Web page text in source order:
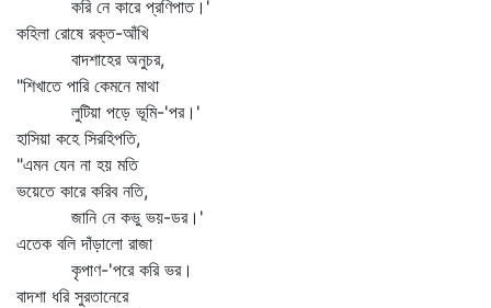
করি নে কারে প্রণিপাত।'
কহিলা রোষে রক্ত-আঁখি
বাদশাহের অনুচর,
"শিখাতে পারি কেমনে মাথা
লুটিয়া পড়ে ভূমি-'পর।'
হাসিয়া কহে সিরহিপতি,
"এমন যেন না হয় মতি
ভয়েতে কারে করিব নতি,
জানি নে কভু ভয়-ডর।'
এতেক বলি দাঁড়ালো রাজা
কৃপাণ-'পরে করি ভর।
বাদশা ধরি সুরতানেরে